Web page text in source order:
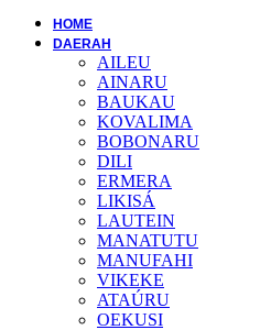
HOME
DAERAH
AILEU
AINARU
BAUKAU
KOVALIMA
BOBONARU
DILI
ERMERA
LIKISÁ
LAUTEIN
MANATUTU
MANUFAHI
VIKEKE
ATAÚRU
OEKUSI